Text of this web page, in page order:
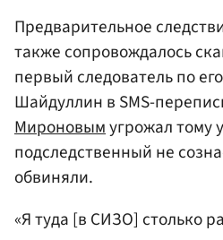
Предварительное
также сопровождалось
первый следователь по
Шайдуллин в SMS-
Мироновымугрожал тому
подследственный не
обвиняли.
«Я туда [в СИЗО] столько